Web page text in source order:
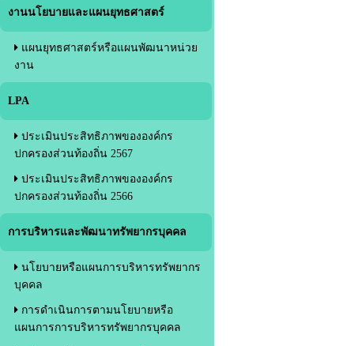
งานนโยบายและแผนยุทธศาสตร์
แผนยุทธศาสตร์หรือแผนพัฒนาหน่วย
งาน
LPA
ประเมินประสิทธิภาพขององค์กร
ปกครองส่วนท้องถิ่น 2567
ประเมินประสิทธิภาพขององค์กร
ปกครองส่วนท้องถิ่น 2566
การบริหารและพัฒนาทรัพยากรบุคคล
นโยบายหรือแผนการบริหารทรัพยากร
บุคคล
การดำเนินการตามนโยบายหรือ
แผนการการบริหารทรัพยากรบุคคล